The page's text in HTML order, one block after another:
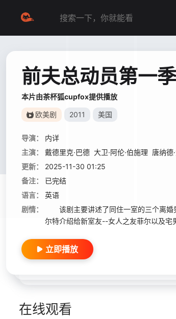
前夫总动员第一季
本片由茶杯狐cupfox提供播放
欧美剧 2011 美国
导演：
内详
主演：
戴德里克·巴德 大卫·阿伦·伯施理 唐纳德
更新：
2025-11-30 01:25
备注：
已完结
语言：
英语
剧情：
该剧主要讲述了同住一室的三个离婚
尔特介绍给新室友--女人之友菲尔以及宅
立即播放
在线观看